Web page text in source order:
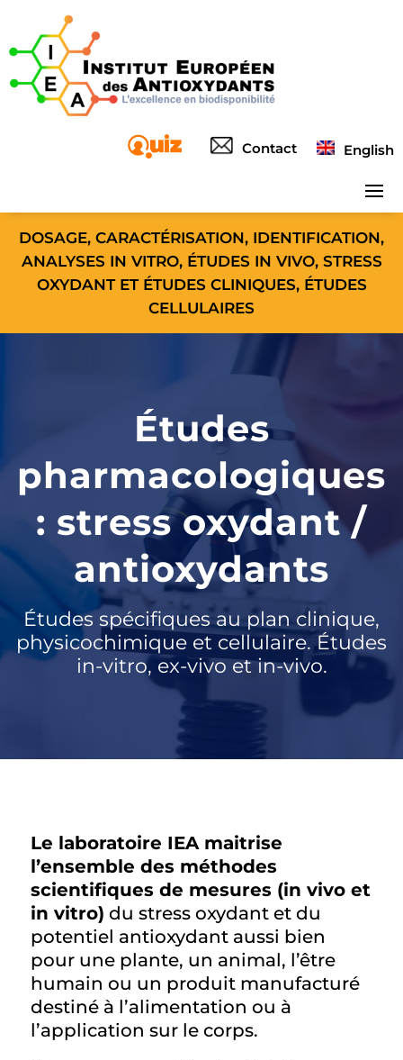
Contact English
DOSAGE, CARACTÉRISATION, IDENTIFICATION,
ANALYSES IN VITRO, ÉTUDES IN VIVO, STRESS
OXYDANT ET ÉTUDES CLINIQUES, ÉTUDES
CELLULAIRES
Études
pharmacologiques
: stress oxydant /
antioxydants
Études spécifiques au plan clinique,
physicochimique et cellulaire. Études
in-vitro, ex-vivo et in-vivo.
Le laboratoire IEA maitrise
l’ensemble des méthodes
scientifiques de mesures (in vivo et
in vitro) du stress oxydant et du
potentiel antioxydant aussi bien
pour une plante, un animal, l’être
humain ou un produit manufacturé
destiné à l’alimentation ou à
l’application sur le corps.